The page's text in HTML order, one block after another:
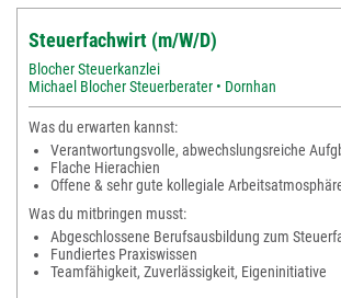
Steuerfachwirt (m/W/D)
Blocher Steuerkanzlei
Michael Blocher Steuerberater • Dornhan
Was du erwarten kannst:
Verantwortungsvolle, abwechslungsreiche
Flache Hierachien
Offene & sehr gute kollegiale
Was du mitbringen musst:
Abgeschlossene Berufsausbildung zum
Fundiertes Praxiswissen
Teamfähigkeit, Zuverlässigkeit, Eigeninitiative